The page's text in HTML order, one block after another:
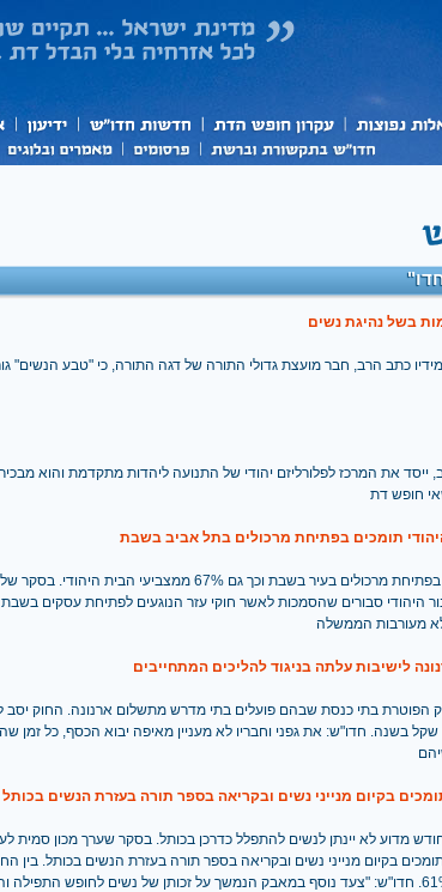
בשל נהיגת נשים
כתב הרב, חבר מועצת גדולי התורה של דגה התורה, כי "טבע הנשים"
ייסד את המרכז לפלורליזם יהודי של התנועה ליהדות מתקדמת והוא
חופש דת
84% מתושבי תל אביב תומכים בפתיחת מרכולים בעיר בשבת וכך גם 67% ממצביעי הבית
גם, ש-59% מהציבור היהודי סבורים שהסמכות לאשר חוקי עזר הנוגעים לפתיחת עסקים
מעורבות הממשלה
לישיבות עלתה בניגוד להליכים המתחייבים
בתי כנסת שבהם פועלים בתי מדרש מתשלום ארנונה. החוק יסב
הפסד של עד 24 מיליון שקל בשנה. חדו"ש: את גפני וחבריו לא מעניין מאיפה יבוא הכסף, כל זמן
מדוע לא יינתן לנשים להתפלל כדרכן בכותל. בסקר שערך מכון סמית
62% מהציבור תומכים בקיום מנייני נשים ובקריאה בספר תורה בעזרת הנשים בכותל. בין
86% תומכים ובין המסורתיים 61%. חדו"ש: "צעד נוסף במאבק הנמשך על זכותן של נשים לחופש התפילה